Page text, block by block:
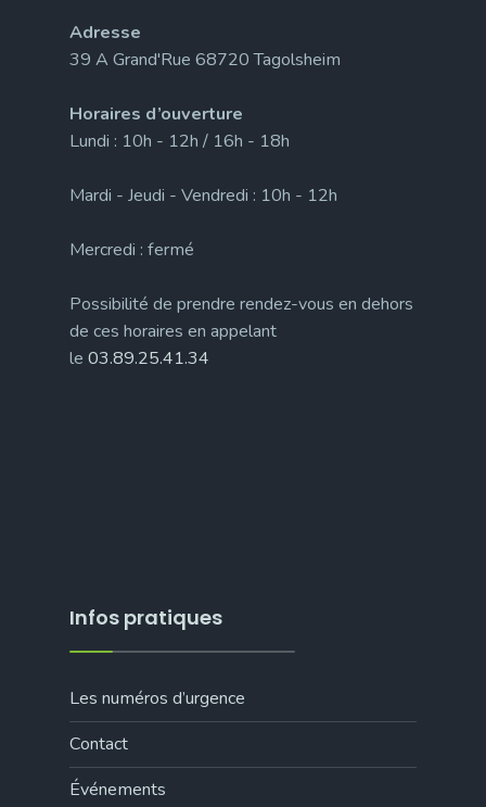
Adresse
39 A Grand'Rue 68720 Tagolsheim
Horaires d’ouverture
Lundi : 10h - 12h / 16h - 18h
Mardi - Jeudi - Vendredi : 10h - 12h
Mercredi : fermé
Possibilité de prendre rendez-vous en dehors
de ces horaires en appelant
le 03.89.25.41.34
Infos pratiques
Les numéros d’urgence
Contact
Événements